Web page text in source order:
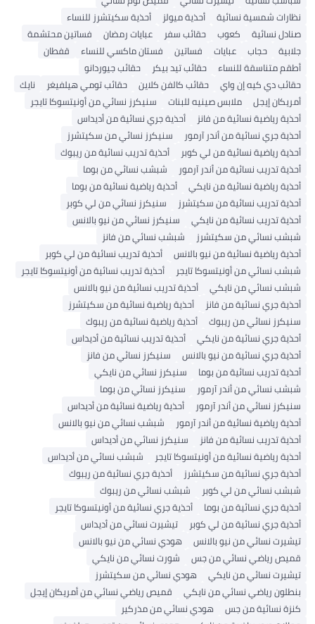
نظارات شمسية نسائية
أحذية ميولز
أحذية سكيتشرز للنساء
صنادل نسائية
كعوب حقائب سفر عبايات رمضان
فساتين محتشمة
جلابية
حجاب عبايات فساتين فستان ماكسي للنساء
قفطان
أطقم متناسقة للنساء
حقائب تيد بيكر
حقائب جيوردانو
حقائب دي كيه إن واي
حقائب كالفن كلاين حقائب تومي هيلفيغر
نايك
أمريكان إيجل
ملابس صينيه للبنات
سنيكرز نسائي من أونيتسوكا تايجر
أحذية رياضية نسائية من فانز
أحذية جري نسائية من أديداس
أحذية جري نسائية من أندر آرمور
سنيكرز نسائي من سكيتشرز
أحذية رياضية نسائية من لي كوبر
أحذية تدريب نسائية من ريبوك
أحذية تدريب نسائية من أندر آرمور
شبشب نسائي من بوما
أحذية رياضية نسائية من نايكي
أحذية رياضية نسائية من بوما
أحذية تدريب نسائية من سكيتشرز
سنيكرز نسائي من لي كوبر
أحذية تدريب نسائية من نايكي
سنيكرز نسائي من نيو بالانس
شبشب نسائي من سكيتشرز
شبشب نسائي من فانز
أحذية رياضية نسائية من نيو بالانس
أحذية تدريب نسائية من لي كوبر
شبشب نسائي من أونيتسوكا تايجر
أحذية تدريب نسائية من أونيتسوكا تايجر
شبشب نسائي من نايكي
أحذية تدريب نسائية من نيو بالانس
أحذية جري نسائية من فانز
أحذية رياضية نسائية من سكيتشرز
سنيكرز نسائي من ريبوك
أحذية رياضية نسائية من ريبوك
أحذية جري نسائية من نايكي
أحذية تدريب نسائية من أديداس
أحذية جري نسائية من نيو بالانس
سنيكرز نسائي من فانز
أحذية تدريب نسائية من بوما
سنيكرز نسائي من نايكي
شبشب نسائي من أندر آرمور
سنيكرز نسائي من بوما
سنيكرز نسائي من أندر آرمور
أحذية رياضية نسائية من أديداس
أحذية رياضية نسائية من أندر آرمور
شبشب نسائي من نيو بالانس
أحذية تدريب نسائية من فانز
سنيكرز نسائي من أديداس
أحذية رياضية نسائية من أونيتسوكا تايجر
شبشب نسائي من أديداس
أحذية جري نسائية من سكيتشرز
أحذية جري نسائية من ريبوك
شبشب نسائي من لي كوبر
شبشب نسائي من ريبوك
أحذية جري نسائية من بوما
أحذية جري نسائية من أونيتسوكا تايجر
أحذية جري نسائية من لي كوبر
تيشيرت نسائي من أديداس
تيشيرت نسائي من نيو بالانس
هودي نسائي من نيو بالانس
قميص رياضي نسائي من جس
شورت نسائي من نايكي
تيشيرت نسائي من نايكي
هودي نسائي من سكيتشرز
بنطلون رياضي نسائي من نايكي
قميص رياضي نسائي من أمريكان إيجل
كنزة نسائية من جس
هودي نسائي من مذركير